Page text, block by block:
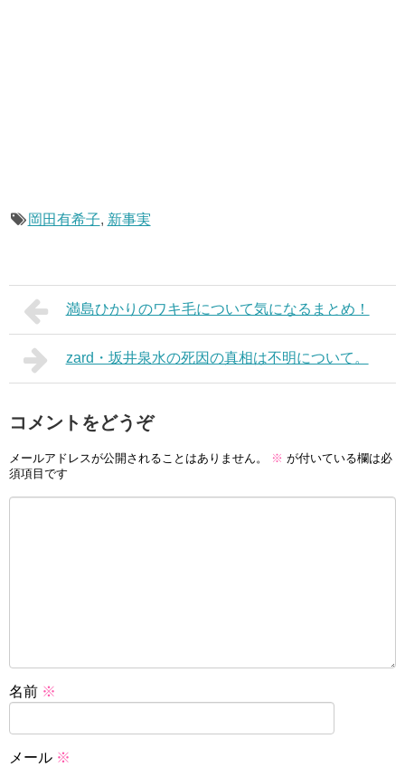
岡田有希子, 新事実
満島ひかりのワキ毛について気になるまとめ！
zard・坂井泉水の死因の真相は不明について。
コメントをどうぞ
メールアドレスが公開されることはありません。 ※ が付いている欄は必
須項目です
名前 ※
メール ※